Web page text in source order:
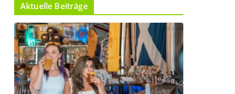
Aktuelle Beiträge